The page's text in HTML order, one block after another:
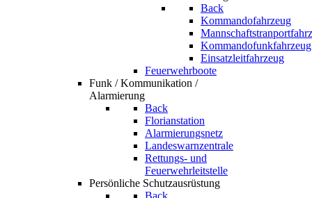
Back
Kommandofahrzeug
Kommandofunkfahrzeug
Einsatzleitfahrzeug
Feuerwehrboote
Funk / Kommunikation /
Alarmierung
Back
Florianstation
Alarmierungsnetz
Landeswarnzentrale
Rettungs- und
Feuerwehrleitstelle
Persönliche Schutzausrüstung
Back